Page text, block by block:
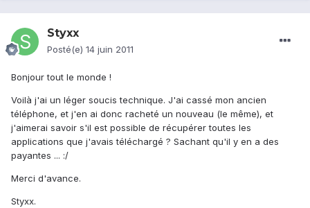
Styxx
Posté(e) 14 juin 2011
Bonjour tout le monde !
Voilà j'ai un léger soucis technique. J'ai cassé mon ancien
téléphone, et j'en ai donc racheté un nouveau (le même), et
j'aimerai savoir s'il est possible de récupérer toutes les
applications que j'avais téléchargé ? Sachant qu'il y en a des
payantes ... :/
Merci d'avance.
Styxx.